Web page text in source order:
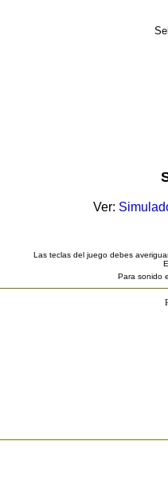
Ver:
Las teclas del juego debes
Para sonido